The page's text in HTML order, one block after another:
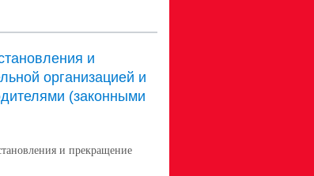
и
организацией и
(законными
и прекращение